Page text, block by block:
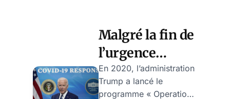
à ce « grand scientifique
», mais pour s’ouvrir aux
déblatérations indignes
de… la fille Raoult.
Malgré la fin de
l’urgence
nationale,
Biden relance la
En 2020, l’administration
Trump a lancé le
programme « Operation